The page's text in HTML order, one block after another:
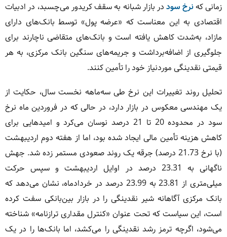
زمانی کهنرخ سوددر بازار شبانه به سقف کریدور می‌چسبد، در ادبیات
اقتصادی به این معناست که «عرضه پول» توسط بانک‌های دارای
مازاد، به‌شدت کاهش یافته است و بانک‌های متقاضی ناچارند برای
جلوگیری از اضافه‌برداشت و جریمه‌های سنگین بانک مرکزی، به هر
قیمتی نقدینگی موردنیاز خود را تأمین کنند.
تحلیل روند تغییرات این نرخ طی سه‌ماهه نخست سال، حکایت از
یک مهندسی معکوس در بازار دارد، در حالی که در فروردین ماه نرخ
سود در محدوده 20 تا 21 درصد نوسان می‌کرد و امیدهایی برای
کاهش هزینه تأمین مالی ایجاد شده بود، اما از هفته دوم اردیبهشت
(با نرخ 21.73 درصد) جرقه یک روند صعودی مستمر زده شد. جهش
ناگهانی به 23.31 درصد در اوایل اردیبهشت و سپس حرکت
میلی‌متری از 23.81 به 23.99 درصد در خردادماه، نشان می‌دهد که
بانک مرکزی آگاهانه شیر نقدینگی را در بازار بین‌بانکی سفت کرده
است، این سیاست که تحت عنوان «کنترل مقداری ترازنامه» شناخته
می‌شود، اگرچه ترمز رشد نقدینگی را می‌کشد، اما بانک‌ها را در یک